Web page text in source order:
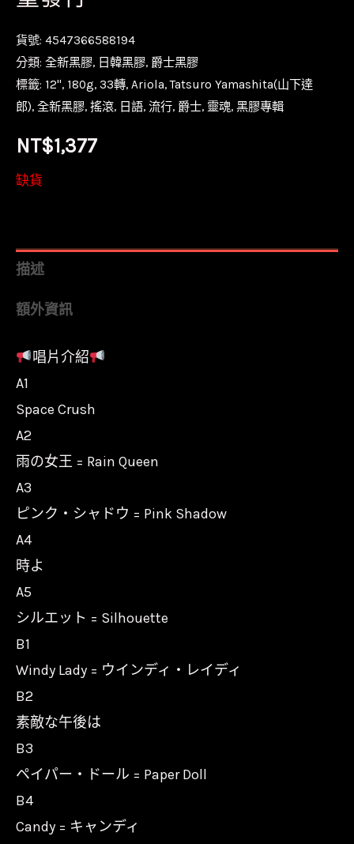
貨號: 4547366588194
分類: 全新黑膠, 日韓黑膠, 爵士黑膠
標籤: 12'', 180g, 33轉, Ariola,Tatsuro Yamashita(山下達
郎), 全新黑膠, 搖滾, 日語, 流行, 爵士, 靈魂, 黑膠專輯
NT$1,377
缺貨
描述
額外資訊
唱片介紹
A1
Space Crush
A2
雨の女王 = Rain Queen
A3
ピンク・シャドウ = Pink Shadow
A4
時よ
A5
シルエット = Silhouette
B1
Windy Lady = ウインディ・レイディ
B2
素敵な午後は
B3
ペイパー・ドール = Paper Doll
B4
Candy = キャンディ